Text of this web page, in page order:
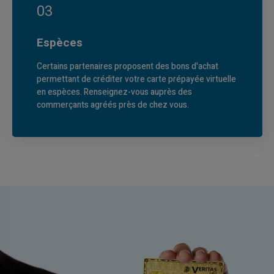
03
Espèces
Certains partenaires proposent des bons d'achat
permettant de créditer votre carte prépayée virtuelle
en espèces. Renseignez-vous auprès des
commerçants agréés près de chez vous.